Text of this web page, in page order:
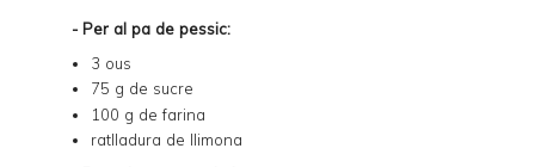
- Per al pa de pessic:
3 ous
75 g de sucre
100 g de farina
ratlladura de llimona